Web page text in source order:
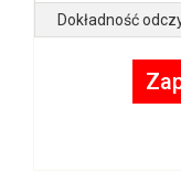
Dokładność